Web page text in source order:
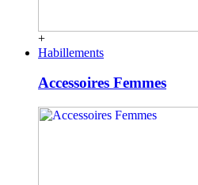
+
Habillements
Accessoires Femmes